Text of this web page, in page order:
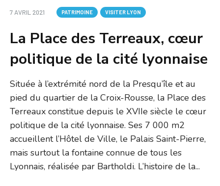
7 AVRIL 2021 PATRIMOINE VISITER LYON
La Place des Terreaux, cœur
politique de la cité lyonnaise
Située à l’extrémité nord de la Presqu’île et au
pied du quartier de la Croix-Rousse, la Place des
Terreaux constitue depuis le XVIIe siècle le cœur
politique de la cité lyonnaise. Ses 7 000 m2
accueillent l’Hôtel de Ville, le Palais Saint-Pierre,
mais surtout la fontaine connue de tous les
Lyonnais, réalisée par Bartholdi. L’histoire de la...